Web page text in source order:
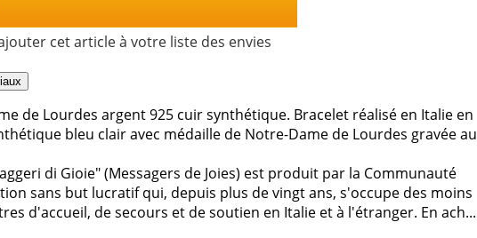
cet article à votre liste des envies
de Lourdes argent 925 cuir synthétique. Bracelet réalisé en Italie en
bleu clair avec médaille de Notre-Dame de Lourdes gravée au
di Gioie" (Messagers de Joies) est produit par la Communauté
sans but lucratif qui, depuis plus de vingt ans, s'occupe des moins
d'accueil, de secours et de soutien en Italie et à l'étranger. En ach...